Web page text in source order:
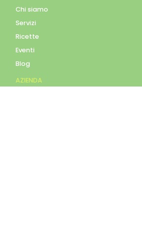
Chi siamo
Servizi
Ricette
Eventi
Blog
AZIENDA